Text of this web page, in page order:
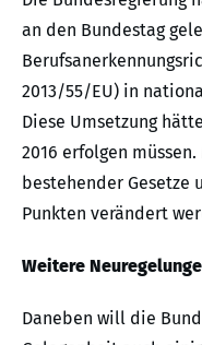
an den Bundestag
2013/55/EU) in
Diese Umsetzung
2016 erfolgen
bestehender Gesetze
Punkten verändert
Weitere
Daneben will die